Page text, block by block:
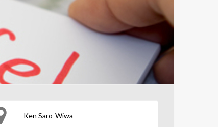
Ken Saro-Wiwa